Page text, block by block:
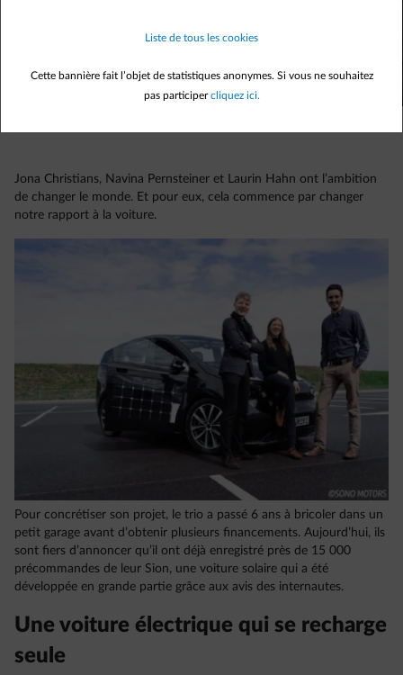
Jona Christians, Navina Pernsteiner et Laurin Hahn ont l’ambition
de changer le monde. Et pour eux, cela commence par changer
notre rapport à la voiture.
Pour concrétiser son projet, le trio a passé 6 ans à bricoler dans un
petit garage avant d’obtenir plusieurs financements. Aujourd’hui, ils
sont fiers d’annoncer qu’il ont déjà enregistré près de 15 000
précommandes de leur Sion, une voiture solaire qui a été
développée en grande partie grâce aux avis des internautes.
Une voiture électrique qui se recharge
seule
Liste de tous les cookies
Cette bannière fait l’objet de statistiques anonymes. Si vous ne souhaitez
pas participercliquez ici.